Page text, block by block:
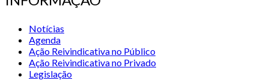
Notícias
Agenda
Ação Reivindicativa no Público
Ação Reivindicativa no Privado
Legislação